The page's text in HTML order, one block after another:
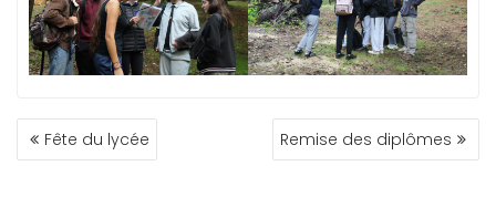
NAVIGATION
DEFête du lycée Remise des diplômes